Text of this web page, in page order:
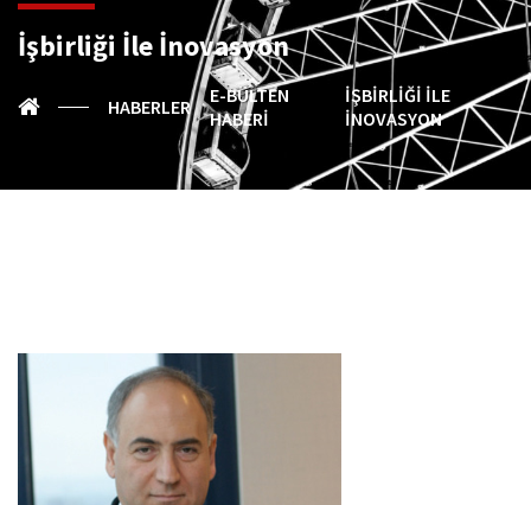
İşbirliği İle İnovasyon
HABERLER
E-BÜLTEN
HABERI
İŞBIRLIĞI İLE
İNOVASYON